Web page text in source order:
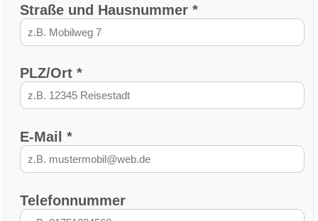
Straße und Hausnummer *
PLZ/Ort *
E-Mail *
Telefonnummer